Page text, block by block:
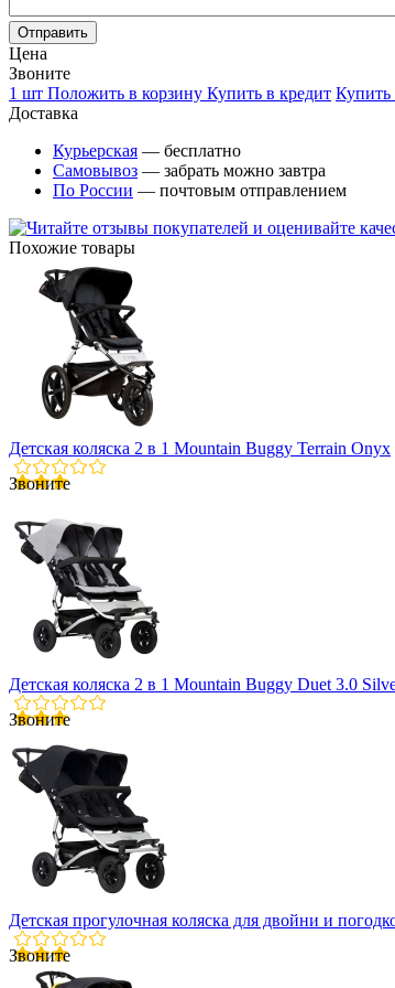
Цена
Звоните
1 шт Положить в корзину Купить в кредит Купить
Доставка
Курьерская — бесплатно
Самовывоз — забрать можно завтра
По России — почтовым отправлением
Похожие товары
Детская коляска 2 в 1 Mountain Buggy Terrain Onyx
Звоните
Детская коляска 2 в 1 Mountain Buggy Duet 3.0
Звоните
Детская прогулочная коляска для двойни и
Звоните